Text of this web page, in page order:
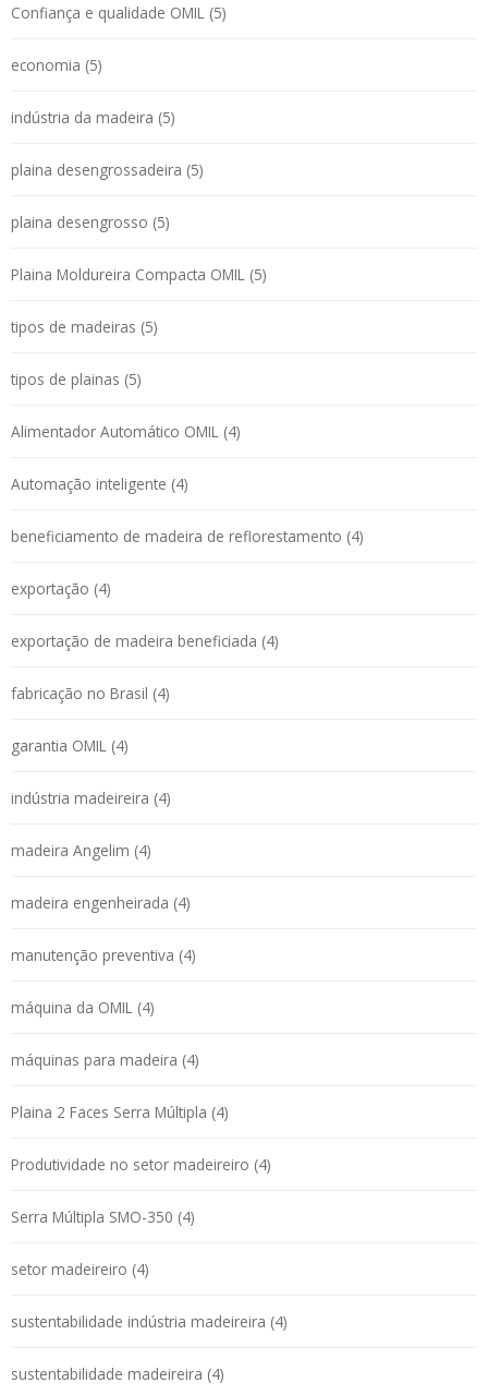
Confiança e qualidade OMIL (5)
economia (5)
indústria da madeira (5)
plaina desengrossadeira (5)
plaina desengrosso (5)
Plaina Moldureira Compacta OMIL (5)
tipos de madeiras (5)
tipos de plainas (5)
Alimentador Automático OMIL (4)
Automação inteligente (4)
beneficiamento de madeira de reflorestamento (4)
exportação (4)
exportação de madeira beneficiada (4)
fabricação no Brasil (4)
garantia OMIL (4)
indústria madeireira (4)
madeira Angelim (4)
madeira engenheirada (4)
manutenção preventiva (4)
máquina da OMIL (4)
máquinas para madeira (4)
Plaina 2 Faces Serra Múltipla (4)
Produtividade no setor madeireiro (4)
Serra Múltipla SMO-350 (4)
setor madeireiro (4)
sustentabilidade indústria madeireira (4)
sustentabilidade madeireira (4)